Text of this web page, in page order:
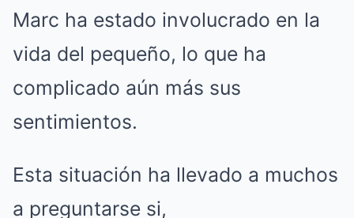
Marc ha estado involucrado en la
vida del pequeño, lo que ha
complicado aún más sus
sentimientos.
Esta situación ha llevado a muchos
a preguntarse si,